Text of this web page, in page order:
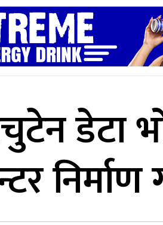
डेटा
निर्माण